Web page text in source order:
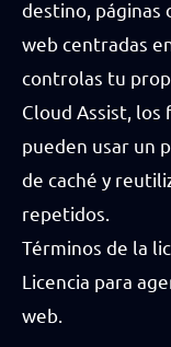
destino, páginas
web centradas
controlas tu
Cloud Assist,
pueden usar un
de caché y
repetidos.
Términos de la
Licencia para
web.